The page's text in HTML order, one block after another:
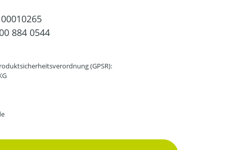
884 0544
(GPSR):